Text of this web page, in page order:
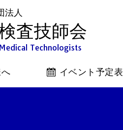
法人
査技師会
Technologists
イベント予定表